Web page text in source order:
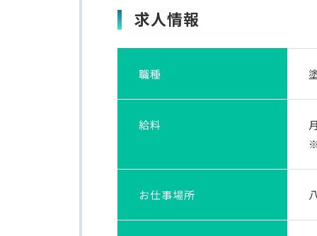
求人情報
職種
給料
お仕事場所